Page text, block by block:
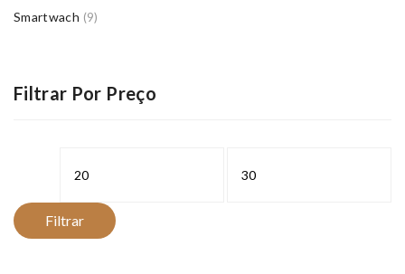
Smartwach (9)
Filtrar Por Preço
Filtrar